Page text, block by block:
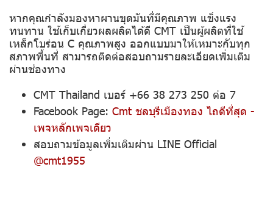
หากคุณกำลังมองหาผานขุดมันที่มีคุณภาพ แข็งแรง
ทนทาน ใช้เก็บเกี่ยวผลผลิตได้ดี CMT เป็นผู้ผลิตที่ใช้
เหล็กโบร่อน C คุณภาพสูง ออกแบบมาให้เหมาะกับทุก
สภาพพื้นที่ สามารถติดต่อสอบถามรายละเอียดเพิ่มเติม
ผ่านช่องทาง
CMT Thailand เบอร์ +66 38 273 250 ต่อ 7
Facebook Page: Cmt ชลบุรีเมืองทอง ไถดีที่สุด -
เพจหลักเพจเดียว
สอบถามข้อมูลเพิ่มเติมผ่าน LINE Official
@cmt1955